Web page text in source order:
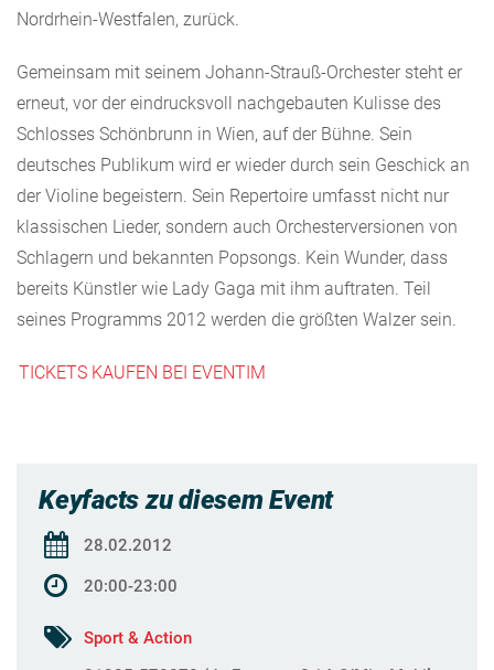
Nordrhein-Westfalen, zurück.
Gemeinsam mit seinem Johann-Strauß-Orchester steht er
erneut, vor der eindrucksvoll nachgebauten Kulisse des
Schlosses Schönbrunn in Wien, auf der Bühne. Sein
deutsches Publikum wird er wieder durch sein Geschick an
der Violine begeistern. Sein Repertoire umfasst nicht nur
klassischen Lieder, sondern auch Orchesterversionen von
Schlagern und bekannten Popsongs. Kein Wunder, dass
bereits Künstler wie Lady Gaga mit ihm auftraten. Teil
seines Programms 2012 werden die größten Walzer sein.
TICKETS KAUFEN BEI EVENTIM
Keyfacts zu diesem Event
28.02.2012
20:00-23:00
Sport & Action